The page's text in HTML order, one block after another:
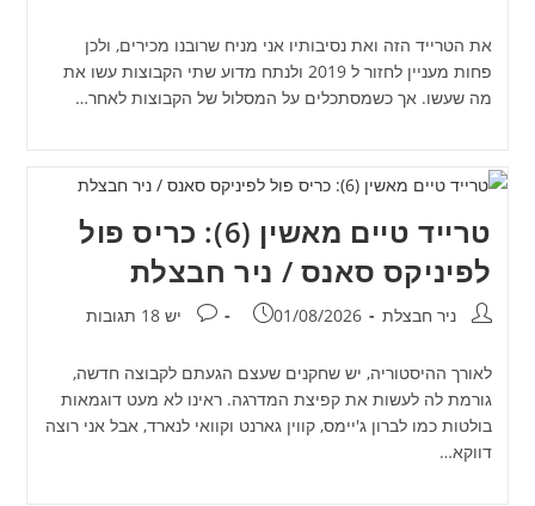
את הטרייד הזה ואת נסיבותיו אני מניח שרובנו מכירים, ולכן
פחות מעניין לחזור ל 2019 ולנתח מדוע שתי הקבוצות עשו את
מה שעשו. אך כשמסתכלים על המסלול של הקבוצות לאחר…
טרייד טיים מאשין (6): כריס פול
לפיניקס סאנס / ניר חבצלת
מחבר:ניר חבצלת פורסם:
01/08/2026 תגובות:
יש 18 תגובות
לאורך ההיסטוריה, יש שחקנים שעצם הגעתם לקבוצה חדשה,
גורמת לה לעשות את קפיצת המדרגה. ראינו לא מעט דוגמאות
בולטות כמו לברון ג'יימס, קווין גארנט וקוואי לנארד, אבל אני רוצה
דווקא…